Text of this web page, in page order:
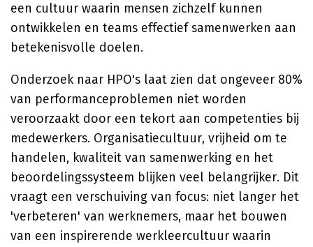
een cultuur waarin mensen zichzelf kunnen
ontwikkelen en teams effectief samenwerken aan
betekenisvolle doelen.
Onderzoek naar HPO's laat zien dat ongeveer 80%
van performanceproblemen niet worden
veroorzaakt door een tekort aan competenties bij
medewerkers. Organisatiecultuur, vrijheid om te
handelen, kwaliteit van samenwerking en het
beoordelingssysteem blijken veel belangrijker. Dit
vraagt een verschuiving van focus: niet langer het
'verbeteren' van werknemers, maar het bouwen
van een inspirerende werkleercultuur waarin